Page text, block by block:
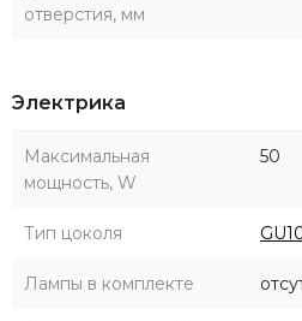
отверстия, мм
Электрика
Максимальная
мощность, W
50
Тип цоколя
Лампы в комплекте